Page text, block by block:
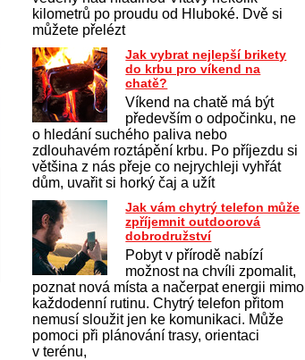
kilometrů po proudu od Hluboké. Dvě si
můžete přelézt
Jak vybrat nejlepší brikety
do krbu pro víkend na
chatě?
Víkend na chatě má být
především o odpočinku, ne
o hledání suchého paliva nebo
zdlouhavém roztápění krbu. Po příjezdu si
většina z nás přeje co nejrychleji vyhřát
dům, uvařit si horký čaj a užít
Jak vám chytrý telefon může
zpříjemnit outdoorová
dobrodružství
Pobyt v přírodě nabízí
možnost na chvíli zpomalit,
poznat nová místa a načerpat energii mimo
každodenní rutinu. Chytrý telefon přitom
nemusí sloužit jen ke komunikaci. Může
pomoci při plánování trasy, orientaci
v terénu,